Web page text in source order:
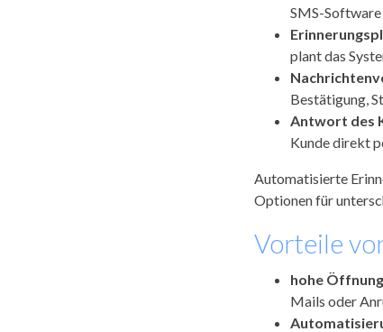
SMS-
plant das
Bestätigung,
Antwort des
Kunde direkt
Automatisierte
Optionen für
Vorteile
hohe
Mails oder